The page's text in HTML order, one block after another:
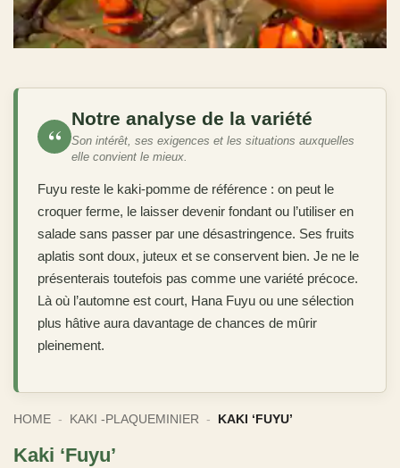
“
Notre analyse de la variété
Son intérêt, ses exigences et les situations auxquelles
elle convient le mieux.
Fuyu reste le kaki-pomme de référence : on peut le
croquer ferme, le laisser devenir fondant ou l’utiliser en
salade sans passer par une désastringence. Ses fruits
aplatis sont doux, juteux et se conservent bien. Je ne le
présenterais toutefois pas comme une variété précoce.
Là où l’automne est court, Hana Fuyu ou une sélection
plus hâtive aura davantage de chances de mûrir
pleinement.
HOME - KAKI -PLAQUEMINIER - KAKI ‘FUYU’
Kaki ‘Fuyu’